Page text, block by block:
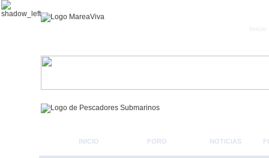
INICIO FORO NOTICIAS